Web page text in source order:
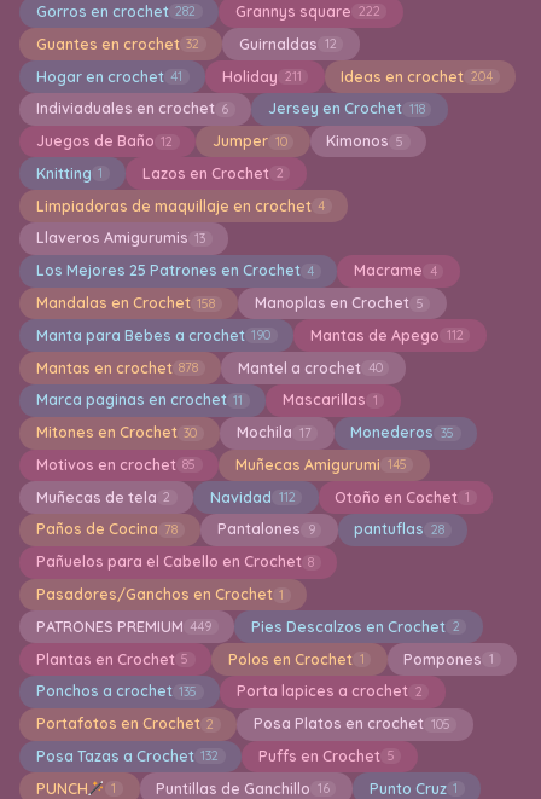
Gorros en crochet 282 Grannys square 222
Guantes en crochet 32 Guirnaldas 12
Hogar en crochet 41 Holiday 211 Ideas en crochet 204
Indiviaduales en crochet 6 Jersey en Crochet 118
Juegos de Baño 12 Jumper 10 Kimonos 5
Knitting 1 Lazos en Crochet 2
Limpiadoras de maquillaje en crochet 4
Llaveros Amigurumis 13
Los Mejores 25 Patrones en Crochet 4 Macrame 4
Mandalas en Crochet 158 Manoplas en Crochet 5
Manta para Bebes a crochet 190 Mantas de Apego 112
Mantas en crochet 878 Mantel a crochet 40
Marca paginas en crochet 11 Mascarillas 1
Mitones en Crochet 30 Mochila 17 Monederos 35
Motivos en crochet 85 Muñecas Amigurumi 145
Muñecas de tela 2 Navidad 112 Otoño en Cochet 1
Paños de Cocina 78 Pantalones 9 pantuflas 28
Pañuelos para el Cabello en Crochet 8
Pasadores/Ganchos en Crochet 1
PATRONES PREMIUM 449 Pies Descalzos en Crochet 2
Plantas en Crochet 5 Polos en Crochet 1 Pompones 1
Ponchos a crochet 135 Porta lapices a crochet 2
Portafotos en Crochet 2 Posa Platos en crochet 105
Posa Tazas a Crochet 132 Puffs en Crochet 5
PUNCH 1 Puntillas de Ganchillo 16 Punto Cruz 1